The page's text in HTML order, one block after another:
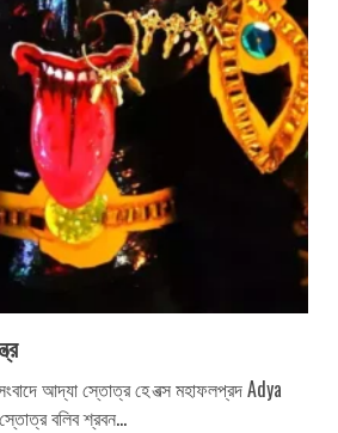
আদ্যা স্তোত্র হে বত্স মহাফলপ্রদ Adya
বলিব শ্রবন...